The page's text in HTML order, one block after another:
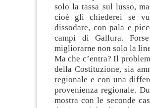
solo la tassa sul lusso,
cioè gli chiederei se
dissodare, con pala e
campi di Gallura.
migliorarne non solo la
Ma che c’entra? Il
della Costituzione, sia
regionale e con una
provenienza regionale.
mostra con le seconde